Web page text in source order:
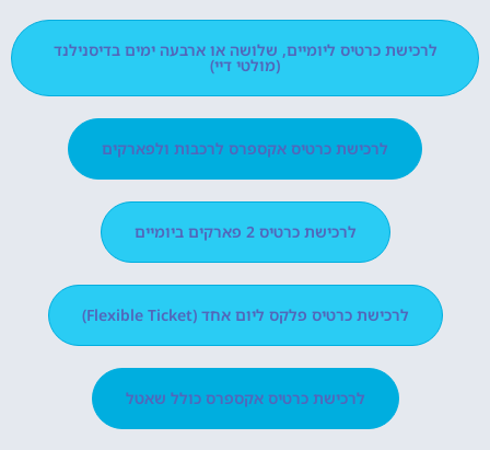
לרכישת כרטיס ליומיים, שלושה או ארבעה ימים בדיסנילנד
(מולטי דיי)
לרכישת כרטיס אקספרס לרכבות ולפארקים
לרכישת כרטיס 2 פארקים ביומיים
לרכישת כרטיס פלקס ליום אחד (Flexible Ticket)
לרכישת כרטיס אקספרס כולל שאטל